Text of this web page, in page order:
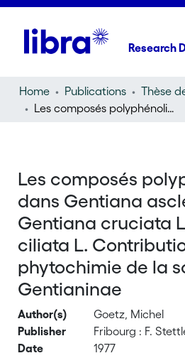
Research
Home Publications
Les composés polyphénoliques dans Gentiana asclepiadea L., Gentiana cruciata L. et Gentiana ciliata L. Contribution à la phytochimie de la sous-tribu des Gentianinae
Les composés
dans Gentiana
Gentiana cruciata
ciliata L.
phytochimie de la
Gentianinae
Author(s)
Goetz, Michel
Publisher
Fribourg : F.
Date
1977